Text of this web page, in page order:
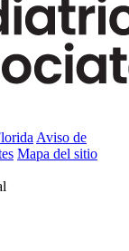
Aviso de
Mapa del sitio